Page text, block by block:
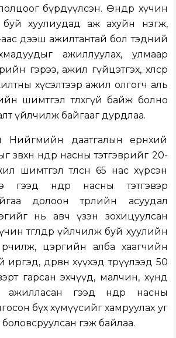
бүрдүүлсэн. Өнөөдөр хүчин
буй хуулиудад аж ахуйн нэгж,
аас дээш ажилтантай бол тэдний
ажиллуулах, улмаар
гэрээ, ажил гүйцэтгэх, хөлсөөр
хүсэлтээр ажил олгогч аль
шимтгэл төлөхгүй байж болно
үйлчилж байгааг дурдлаа.
Нийгмийн даатгалын ерөнхий
зөвхөн өндөр насны тэтгэврийг 20-
шимтгэл төлсөн 65 нас хүрсэн
гээд өндөр насны тэтгэвэр
долоон төрлийн асуудал
нь авч үзэн зохицуулсан
төгөлдөр үйлчилж буй хуулийн
цэргийн алба хаагчийн
иргэд, дөрвөн хүүхэд төрүүлээд 50
гарсан эхчүүд, малчин, хүнд
ажилласан гээд өндөр насны
бүх хүмүүсийг хамруулах уг
боловсруулсан гэж байлаа.